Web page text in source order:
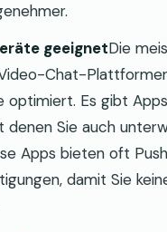
geeignetDie
Chat-
optimiert. Es gibt
denen Sie auch
Apps bieten oft
damit Sie